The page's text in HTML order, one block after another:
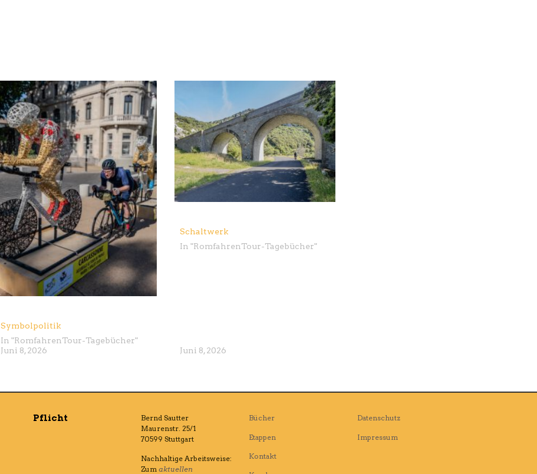
Symbolpolitik
In "RomfahrenTour-Tagebücher"
Juni 8, 2026
Schaltwerk
In "RomfahrenTour-Tagebücher"
Juni 8, 2026
Pflicht
Bernd Sautter
Maurenstr. 25/1
70599 Stuttgart
Nachhaltige Arbeitsweise:
Zum aktuellen
Bücher
Etappen
Kontakt
Datenschutz
Impressum